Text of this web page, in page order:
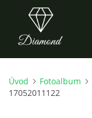
ÚVOD
Úvod Fotoalbum
17052011122